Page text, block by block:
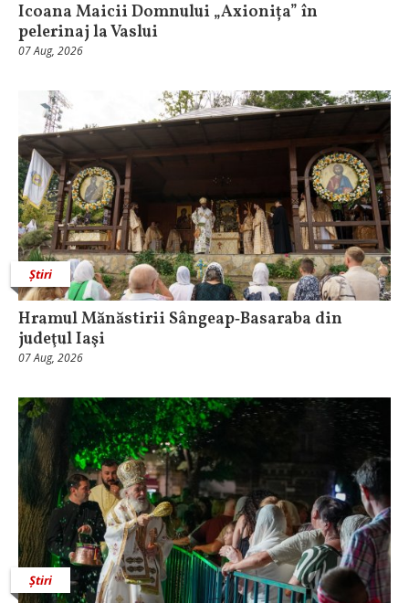
Icoana Maicii Domnului „Axionița” în
pelerinaj la Vaslui
07 Aug, 2026
Știri
Hramul Mănăstirii Sângeap‑Basaraba din
judeţul Iaşi
07 Aug, 2026
Știri